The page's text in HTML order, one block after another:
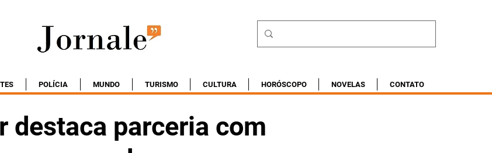
POLÍCIA MUNDO TURISMO CULTURA HORÓSCOPO NOVELAS CONTATO
destaca parceria com